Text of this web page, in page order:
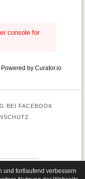
console for
Powered by Curator.io
BEI FACEBOOK
und fortlaufend verbessern